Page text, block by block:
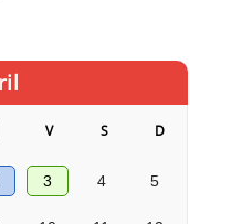
V S D
3 4 5